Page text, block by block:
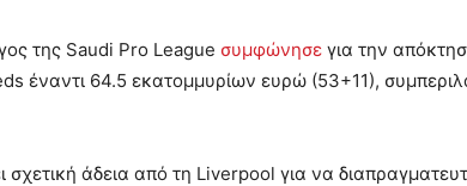
της Saudi Pro League συμφώνησε για την
έναντι 64.5 εκατομμυρίων ευρώ (53+11),
άδεια από τη Liverpool για να